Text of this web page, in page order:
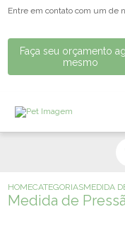
Entre em contato com um de
Faça seu orçamento
mesmo
HOMECATEGORIASMEDIDA
Medida de